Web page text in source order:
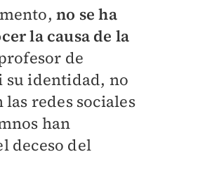
no se ha
la causa de la
de
su identidad, no
las redes sociales
han
deceso del